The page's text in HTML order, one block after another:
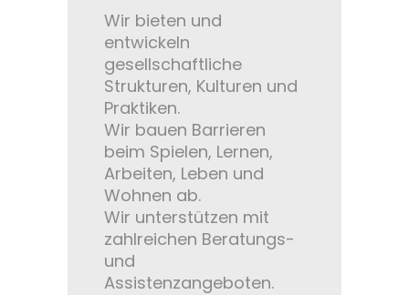
Wir bieten und
entwickeln
gesellschaftliche
Strukturen, Kulturen und
Praktiken.
Wir bauen Barrieren
beim Spielen, Lernen,
Arbeiten, Leben und
Wohnen ab.
Wir unterstützen mit
zahlreichen Beratungs-
und
Assistenzangeboten.